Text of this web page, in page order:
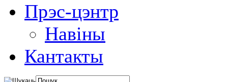
Прэс-цэнтр
Навіны
Кантакты